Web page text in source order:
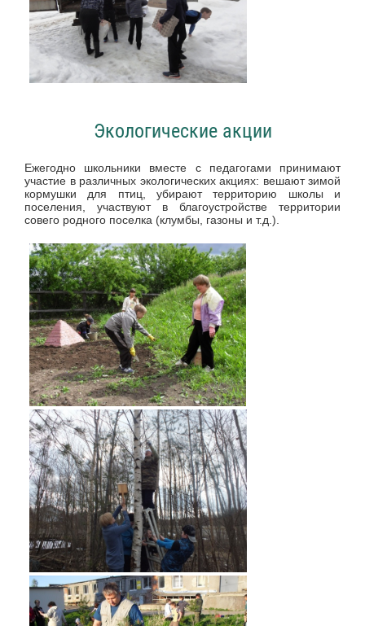
Экологические акции
Ежегодно школьники вместе с педагогами принимают
участие в различных экологических акциях: вешают зимой
кормушки для птиц, убирают территорию школы и
поселения, участвуют в благоустройстве территории
совего родного поселка (клумбы, газоны и т.д.).